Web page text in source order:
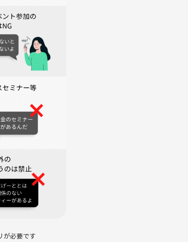
すが、一声おかけください。
のみ公開します。苦手な方はお伝えください。
ます。あらかじめご了承ください。
ります（PayPay等でのお支払い）。
加をお控えください。
な活動などへの勧誘、相手が不快に感じるアプロー
サークルが判断した場合は、今後の参加をお断りす
。必要に応じて運営内で共有し、再発防止に努めま
お断りすることがあります（攻撃的なプロフィール
のみ公開します。苦手な方はお伝えください。
が必要です